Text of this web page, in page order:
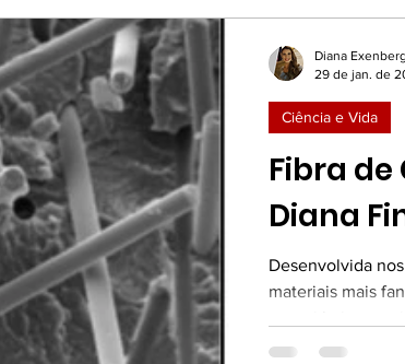
Economia, Marketing e Negócios
e Aprendizado Empreendedorismo e
Viagens e Lugares
Contos Geografia e Política HQ
Fibra
Diana
Desenvolvida
materiais mais
Ciência e Vida
Diana
29 de jan. de